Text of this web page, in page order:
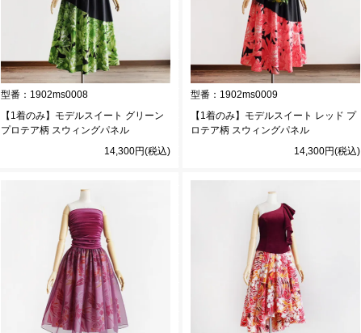
型番： 1902ms0008
【1着のみ】モデルスイート グリーン
プロテア柄 スウィングパネル
14,300円(税込)
型番： 1902ms0009
【1着のみ】モデルスイート レッド プ
ロテア柄 スウィングパネル
14,300円(税込)